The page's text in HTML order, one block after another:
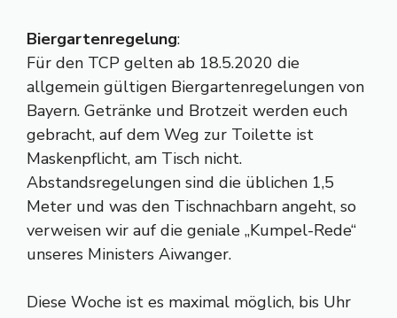
Biergartenregelung:
Für den TCP gelten ab 18.5.2020 die
allgemein gültigen Biergartenregelungen von
Bayern. Getränke und Brotzeit werden euch
gebracht, auf dem Weg zur Toilette ist
Maskenpflicht, am Tisch nicht.
Abstandsregelungen sind die üblichen 1,5
Meter und was den Tischnachbarn angeht, so
verweisen wir auf die geniale „Kumpel-Rede“
unseres Ministers Aiwanger.
Diese Woche ist es maximal möglich, bis Uhr